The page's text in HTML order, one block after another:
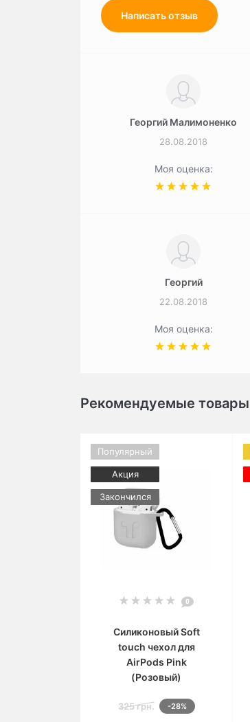
Написать отзыв
Георгий Малимоненко
28.08.2018
Моя оценка:
Георгий
22.08.2018
Моя оценка:
Рекомендуемые товары
Популярный
Акция
Закончился
0
Силиконовый Soft
touch чехол для
AirPods Pink
(Розовый)
325 грн. -28%